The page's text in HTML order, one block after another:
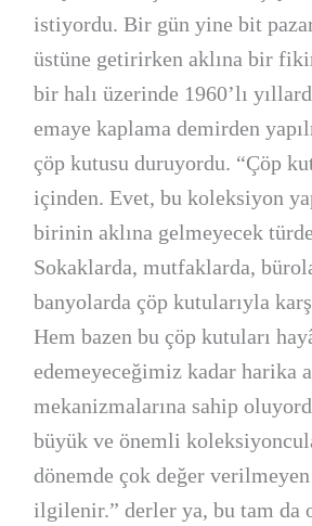
istiyordu. Bir gün yine bit
üstüne getirirken aklına bir
bir halı üzerinde 1960’lı
emaye kaplama demirden
çöp kutusu duruyordu. “Çöp
içinden. Evet, bu koleksiyon
birinin aklına gelmeyecek
Sokaklarda, mutfaklarda,
banyolarda çöp kutularıyla
Hem bazen bu çöp kutuları
edemeyeceğimiz kadar harika
mekanizmalarına sahip
büyük ve önemli
dönemde çok değer
ilgilenir.” derler ya, bu tam da